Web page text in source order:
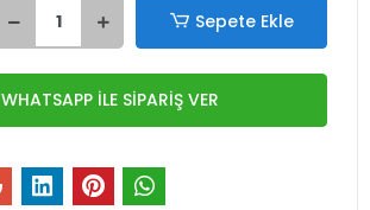
Sepete Ekle
WHATSAPP İLE SİPARİŞ VER